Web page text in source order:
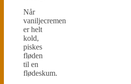
Når
vaniljecremen
er helt
kold,
piskes
fløden
til en
flødeskum.